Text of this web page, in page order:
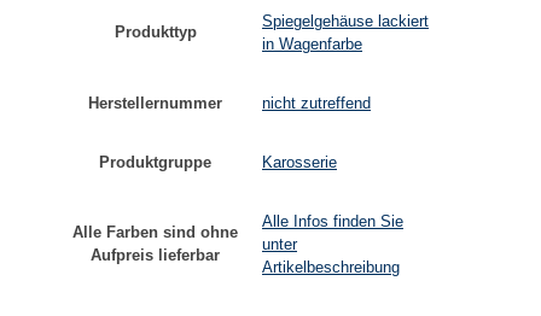
Produkttyp
Spiegelgehäuse lackiert
in Wagenfarbe
Herstellernummer nicht zutreffend
Produktgruppe Karosserie
Alle Farben sind ohne
Aufpreis lieferbar
Alle Infos finden Sie
unter
Artikelbeschreibung